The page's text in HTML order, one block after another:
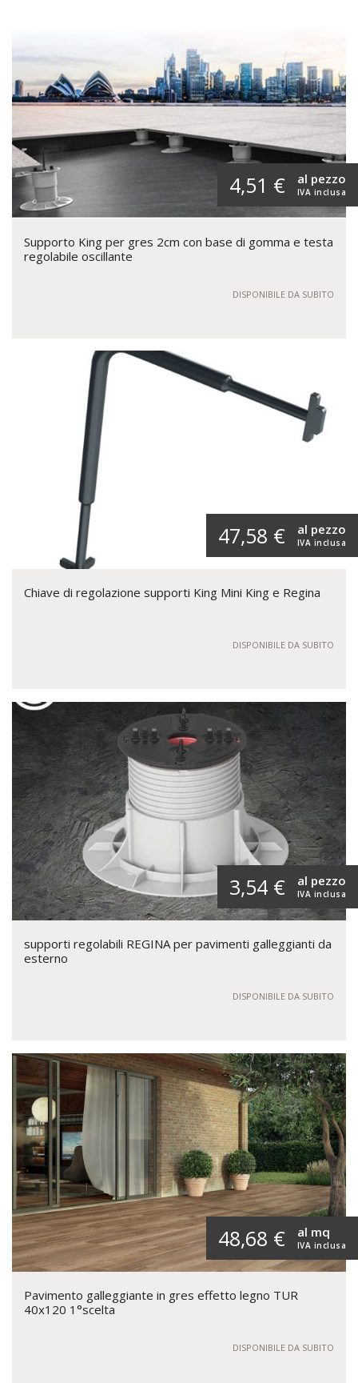
4,51 € IVA inclusa
al pezzo
Supporto King per gres 2cm con base di gomma e testa
regolabile oscillante
DISPONIBILE DA SUBITO
47,58 € IVA inclusa
al pezzo
Chiave di regolazione supporti King Mini King e Regina
DISPONIBILE DA SUBITO
3,54 € IVA inclusa
al pezzo
supporti regolabili REGINA per pavimenti galleggianti da
esterno
DISPONIBILE DA SUBITO
48,68 € IVA inclusa
al mq
Pavimento galleggiante in gres effetto legno TUR
40x120 1°scelta
DISPONIBILE DA SUBITO